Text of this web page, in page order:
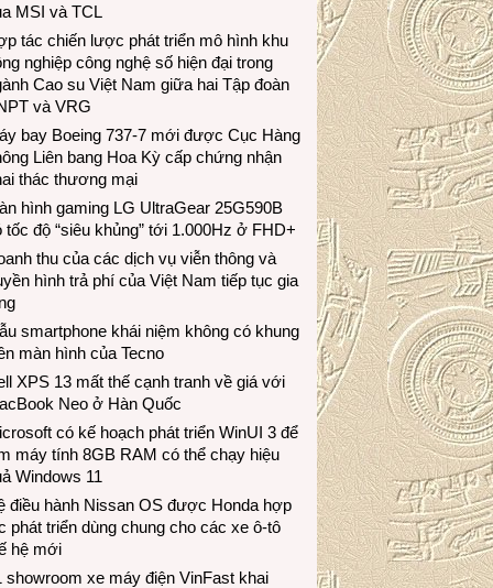
MSI và TCL
tác chiến lược phát triển mô hình khu
nghiệp công nghệ số hiện đại trong
Cao su Việt Nam giữa hai Tập đoàn
và VRG
bay Boeing 737-7 mới được Cục Hàng
Liên bang Hoa Kỳ cấp chứng nhận
thác thương mại
hình gaming LG UltraGear 25G590B
tốc độ “siêu khủng” tới 1.000Hz ở FHD+
thu của các dịch vụ viễn thông và
hình trả phí của Việt Nam tiếp tục gia
smartphone khái niệm không có khung
màn hình của Tecno
XPS 13 mất thế cạnh tranh về giá với
Neo ở Hàn Quốc
có kế hoạch phát triển WinUI 3 để
máy tính 8GB RAM có thể chạy hiệu
Windows 11
điều hành Nissan OS được Honda hợp
phát triển dùng chung cho các xe ô-tô
hệ mới
showroom xe máy điện VinFast khai